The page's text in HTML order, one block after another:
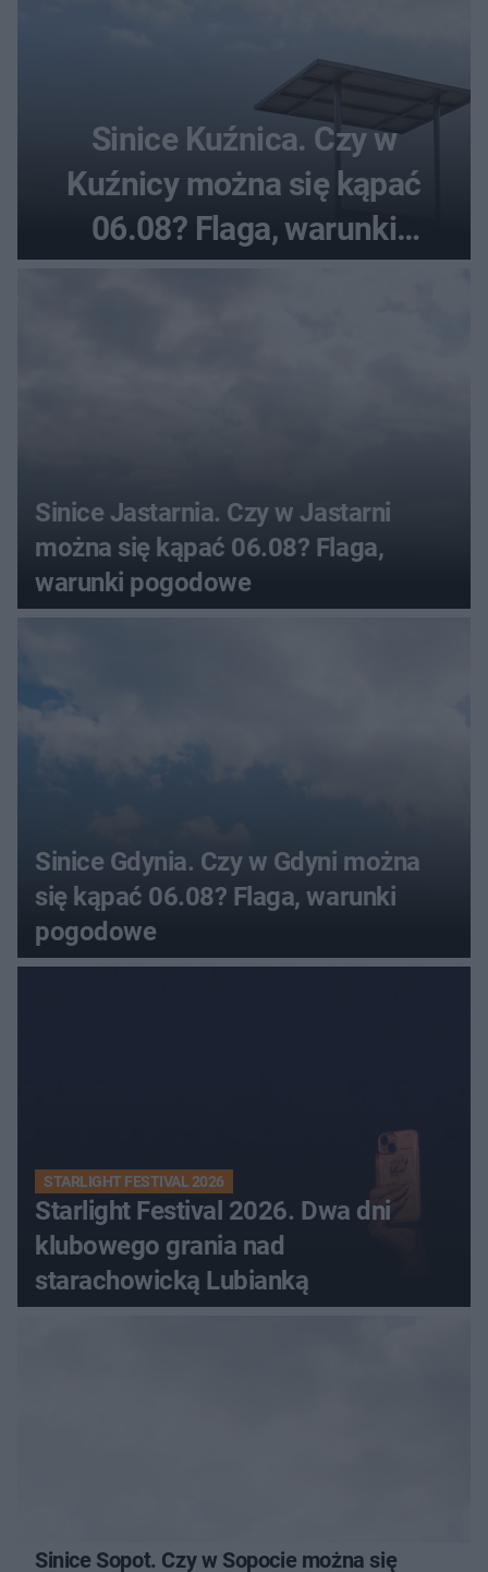
Sinice Kuźnica. Czy w
Kuźnicy można się kąpać
06.08? Flaga, warunki
pogodowe
Sinice Jastarnia. Czy w Jastarni
można się kąpać 06.08? Flaga,
warunki pogodowe
Sinice Gdynia. Czy w Gdyni można
się kąpać 06.08? Flaga, warunki
pogodowe
STARLIGHT FESTIVAL 2026
Starlight Festival 2026. Dwa dni
klubowego grania nad
starachowicką Lubianką
Sinice Sopot. Czy w Sopocie można się